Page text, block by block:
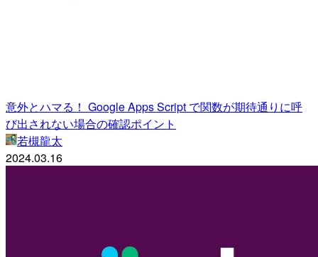
意外とハマる！ Google Apps Script で関数が期待通りに呼
び出されない場合の確認ポイント
若槻龍太
2024.03.16